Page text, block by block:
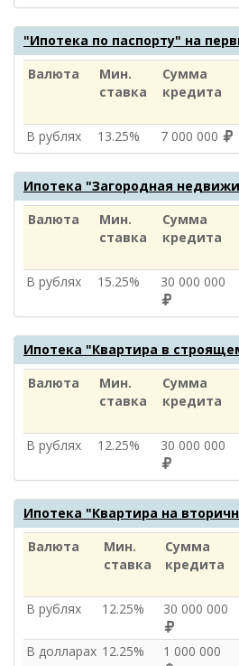
"Ипотека по паспорту" на
Валюта
Мин.
ставка
Сумма
кредита
В рублях
13.25% 7 000 000
Ипотека "Загородная
Валюта
Мин.
ставка
Сумма
кредита
В рублях
15.25% 30 000 000
Ипотека "Квартира в
Валюта
Мин.
ставка
Сумма
кредита
В рублях
12.25% 30 000 000
Ипотека "Квартира на
Валюта
Мин.
ставка
Сумма
кредита
В рублях
12.25% 30 000 000
В долларах 12.25% 1 000 000